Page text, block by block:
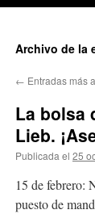
Archivo de la
← Entradas más
La bolsa
Lieb.
Publicada el 25
15 de febrero:
puesto de